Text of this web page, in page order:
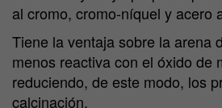
al cromo, cromo-níquel y acero
Tiene la ventaja sobre la arena
menos reactiva con el óxido de
reduciendo, de este modo, los
calcinación.